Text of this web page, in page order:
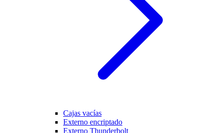
Cajas vacías
Externo encriptado
Externo Thunderbolt